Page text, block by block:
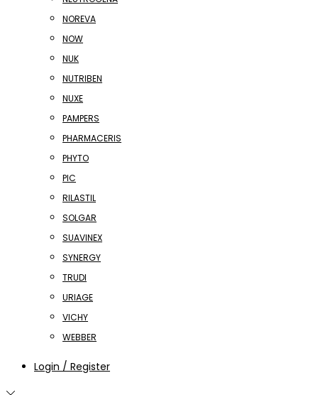
NOREVA
NOW
NUK
NUTRIBEN
NUXE
PAMPERS
PHARMACERIS
PHYTO
PIC
RILASTIL
SOLGAR
SUAVINEX
SYNERGY
TRUDI
URIAGE
VICHY
WEBBER
Login / Register